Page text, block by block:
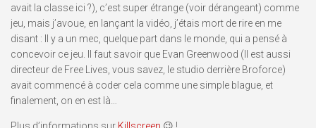
avait la classe ici ?), c’est super étrange (voir dérangeant) comme
jeu, mais j’avoue, en lançant la vidéo, j’étais mort de rire en me
disant : Il y a un mec, quelque part dans le monde, qui a pensé à
concevoir ce jeu. Il faut savoir que Evan Greenwood (Il est aussi
directeur de Free Lives, vous savez, le studio derrière Broforce)
avait commencé à coder cela comme une simple blague, et
finalement, on en est là…
Plus d’informations sur Killscreen 😉 !